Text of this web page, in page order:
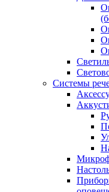
Системы